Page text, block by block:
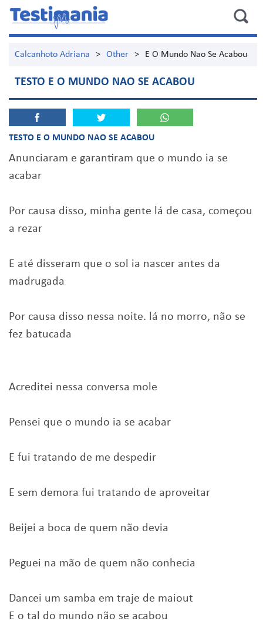
Calcanhoto Adriana > Other > E O Mundo Nao Se Acabou
TESTO E O MUNDO NAO SE ACABOU
TESTO E O MUNDO NAO SE ACABOU
Anunciaram e garantiram que o mundo ia se
acabar
Por causa disso, minha gente lá de casa, começou
a rezar
E até disseram que o sol ia nascer antes da
madrugada
Por causa disso nessa noite. lá no morro, não se
fez batucada
Acreditei nessa conversa mole
Pensei que o mundo ia se acabar
E fui tratando de me despedir
E sem demora fui tratando de aproveitar
Beijei a boca de quem não devia
Peguei na mão de quem não conhecia
Dancei um samba em traje de maiout
E o tal do mundo não se acabou